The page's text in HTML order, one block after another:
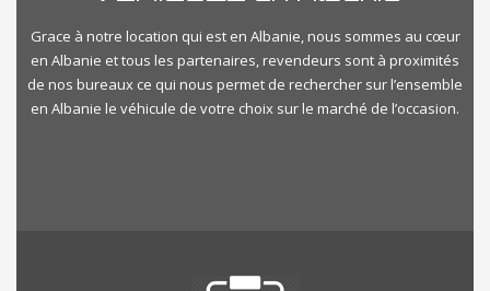
Grace à notre location qui est en Albanie, nous sommes au cœur
en Albanie et tous les partenaires, revendeurs sont à proximités
de nos bureaux ce qui nous permet de rechercher sur l’ensemble
en Albanie le véhicule de votre choix sur le marché de l’occasion.